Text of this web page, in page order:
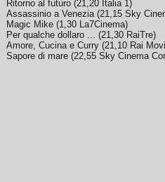
Ritorno al futuro (21,20 Italia 1)
Assassinio a Venezia(21,15 Sky
Magic Mike (1,30 La7Cinema)
Per qualche dollaro ... (21,30 RaiTre)
Amore, Cucina e Curry (21,10 Rai
Sapore di mare (22,55 Sky Cinema